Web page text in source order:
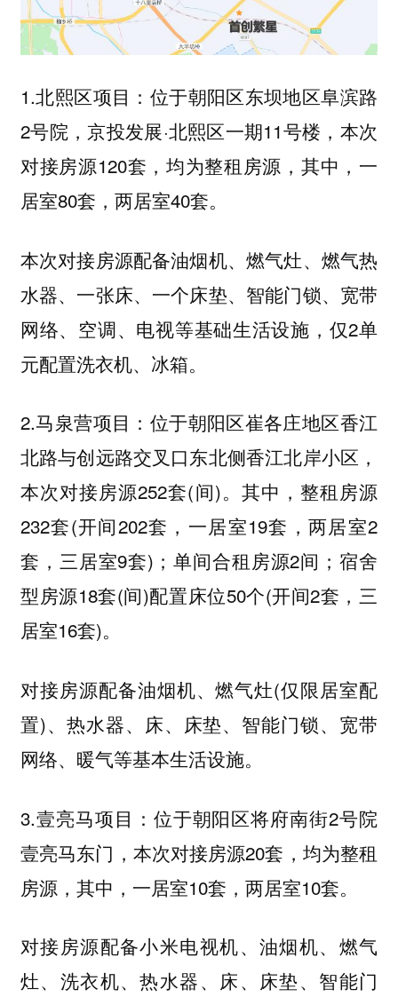
1.北熙区项目：位于朝阳区东坝地区阜滨路
2号院，京投发展·北熙区一期11号楼，本次
对接房源120套，均为整租房源，其中，一
居室80套，两居室40套。
本次对接房源配备油烟机、燃气灶、燃气热
水器、一张床、一个床垫、智能门锁、宽带
网络、空调、电视等基础生活设施，仅2单
元配置洗衣机、冰箱。
2.马泉营项目：位于朝阳区崔各庄地区香江
北路与创远路交叉口东北侧香江北岸小区，
本次对接房源252套(间)。其中，整租房源
232套(开间202套，一居室19套，两居室2
套，三居室9套)；单间合租房源2间；宿舍
型房源18套(间)配置床位50个(开间2套，三
居室16套)。
对接房源配备油烟机、燃气灶(仅限居室配
置)、热水器、床、床垫、智能门锁、宽带
网络、暖气等基本生活设施。
3.壹亮马项目：位于朝阳区将府南街2号院
壹亮马东门，本次对接房源20套，均为整租
房源，其中，一居室10套，两居室10套。
对接房源配备小米电视机、油烟机、燃气
灶、洗衣机、热水器、床、床垫、智能门